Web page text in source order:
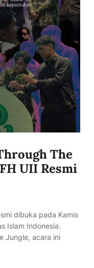
The
UII Resmi
dibuka pada Kamis
Islam Indonesia.
Jungle, acara ini